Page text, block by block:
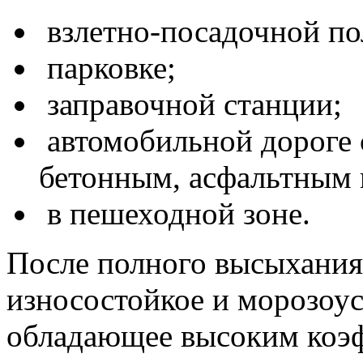
взлетно-посадочной
парковке;
заправочной станции;
автомобильной
бетонным, асфальтным
в пешеходной зоне.
После полного
износостойкое и
обладающее высоким